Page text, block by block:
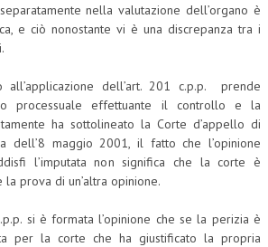
nella valutazione dell’organo è
e ciò nonostante vi è una discrepanza tra i
dell’art. 201 c.p.p. prende
processuale effettuante il controllo e la
ha sottolineato la Corte d’appello di
dell’8 maggio 2001, il fatto che l’opinione
l’imputata non significa che la corte è
prova di un’altra opinione.
si è formata l’opinione che se la perizia è
per la corte che ha giustificato la propria